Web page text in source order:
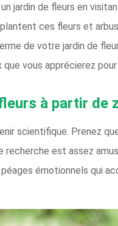
jardin de fleurs en
ces fleurs et
de votre jardin de
vous apprécierez pour
à partir de
scientifique. Prenez
est assez
émotionnels qui